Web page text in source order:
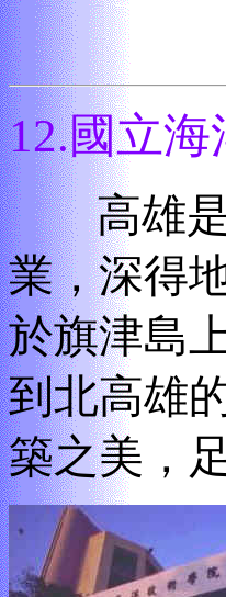
12.國立海
高雄是座
業，深得
於旗津島
到北高雄
築之美，